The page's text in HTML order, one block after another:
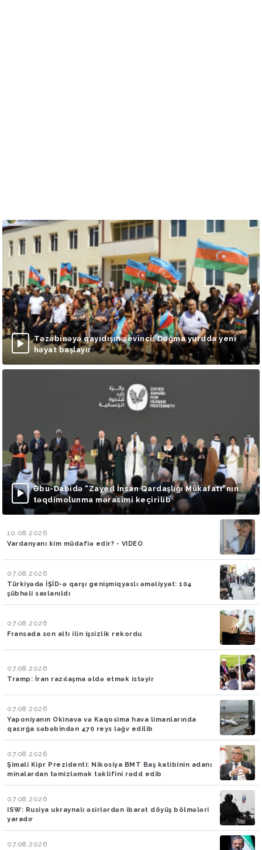
Təzəbinəyə qayıdışın sevinci: Doğma yurdda yeni
həyat başlayır
Əbu-Dabidə “Zayed İnsan Qardaşlığı Mükafatı”nın
təqdimolunma mərasimi keçirilib
10.08.2026
Vardanyanı kim müdafiə edir? - VIDEO
07.08.2026
Türkiyədə İŞİD-ə qarşı genişmiqyaslı əməliyyat: 104
şübhəli saxlanıldı
07.08.2026
Fransada son altı ilin işsizlik rekordu
07.08.2026
Tramp: İran razılaşma əldə etmək istəyir
07.08.2026
Yaponiyanın Okinava və Kaqosima hava limanlarında
qasırğa səbəbindən 470 reys ləğv edilib
07.08.2026
Şimali Kipr Prezidenti: Nikosiya BMT Baş katibinin adanı
minalardan təmizləmək təklifini rədd edib
07.08.2026
ISW: Rusiya ukraynalı əsirlərdən ibarət döyüş bölmələri
yaradır
07.08.2026